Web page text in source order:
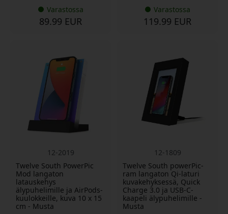
Varastossa
89.99 EUR
Varastossa
119.99 EUR
12-2019
Twelve South PowerPic
Mod langaton
latauskehys
älypuhelimille ja AirPods-
kuulokkeille, kuva 10 x 15
cm - Musta
12-1809
Twelve South powerPic-
ram langaton Qi-laturi
kuvakehyksessä, Quick
Charge 3.0 ja USB-C-
kaapeli älypuhelimille -
Musta